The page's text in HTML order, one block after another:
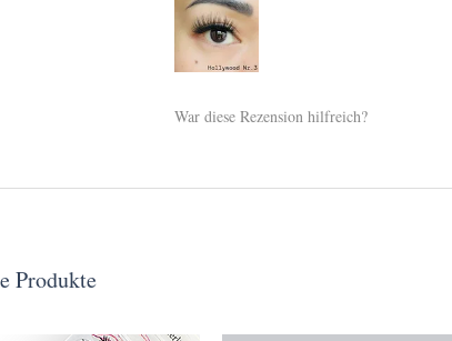
War diese Rezension hilfreich?
Produkte